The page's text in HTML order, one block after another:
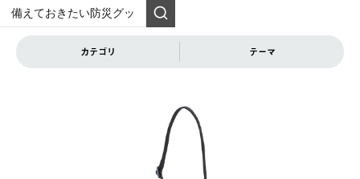
カテゴリ テーマ